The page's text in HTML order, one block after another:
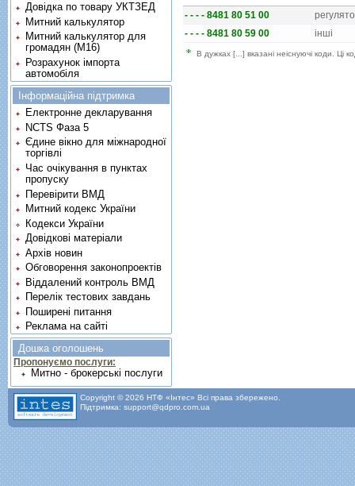
- - - - 8481 80 51 00
- - - - 8481 80 59 00
iншi
В дужках [...] вказані неіснуючі коди. Ці
Довідка по товару УКТЗЕД
Митний калькулятор
Митний калькулятор для
громадян (М16)
Розрахунок імпорта
автомобіля
Інформаційна підтримка
Електронне декларування
NCTS Фаза 5
Єдине вікно для міжнародної
торгівлі
Час очікування в пунктах
пропуску
Перевірити ВМД
Митний кодекс України
Кодекси України
Довідкові матеріали
Архів новин
Обговорення законопроектів
Віддалений контроль ВМД
Перелік тестових завдань
Поширені питання
Реклама на сайті
Дошка оголошень
Пропонуємо послуги:
Митно - брокерські послуги
Copyright © 2026 НТФ «Інтес» Всі права збережено.
Підтримка: support@qdpro.com.ua